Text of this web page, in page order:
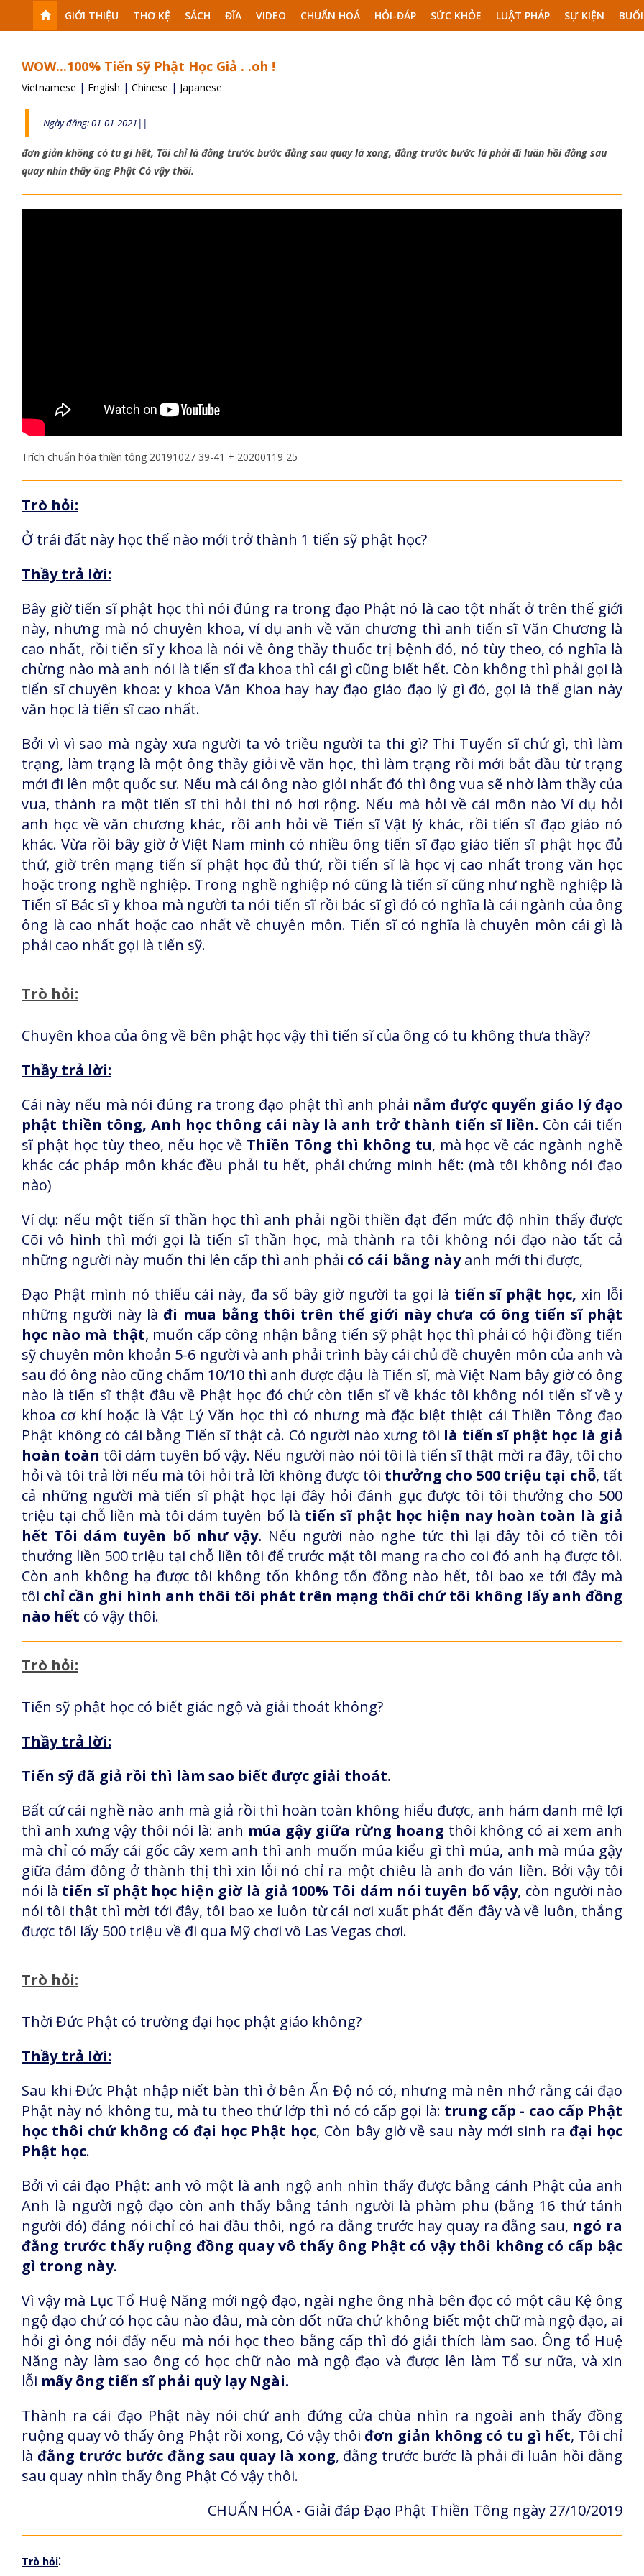
GIỚI THIỆU THƠ KỆ SÁCH ĐĨA VIDEO CHUẨN HOÁ HỎI-ĐÁP SỨC KHỎE LUẬT PHÁP SỰ KIỆN
WOW...100% Tiến Sỹ Phật Học Giả . .oh !
Vietnamese | English | Chinese | Japanese
Ngày đăng: 01-01-2021||
đơn giản không có tu gì hết, Tôi chỉ là đằng trước bước đằng sau quay là xong, đằng trước bước là phải đi luân hồi đằng sau
quay nhìn thấy ông Phật Có vậy thôi.
Trích chuẩn hóa thiền tông 20191027 39-41 + 20200119 25
Trò hỏi:
Ở trái đất này học thế nào mới trở thành 1 tiến sỹ phật học?
Thầy trả lời:
Bây giờ tiến sĩ phật học thì nói đúng ra trong đạo Phật nó là cao tột nhất ở trên thế giới
này, nhưng mà nó chuyên khoa, ví dụ anh về văn chương thì anh tiến sĩ Văn Chương là
cao nhất, rồi tiến sĩ y khoa là nói về ông thầy thuốc trị bệnh đó, nó tùy theo, có nghĩa là
chừng nào mà anh nói là tiến sĩ đa khoa thì cái gì cũng biết hết. Còn không thì phải gọi là
tiến sĩ chuyên khoa: y khoa Văn Khoa hay hay đạo giáo đạo lý gì đó, gọi là thế gian này
văn học là tiến sĩ cao nhất.
Bởi vì vì sao mà ngày xưa người ta vô triều người ta thi gì? Thi Tuyến sĩ chứ gì, thì làm
trạng, làm trạng là một ông thầy giỏi về văn học, thì làm trạng rồi mới bắt đầu từ trạng
mới đi lên một quốc sư. Nếu mà cái ông nào giỏi nhất đó thì ông vua sẽ nhờ làm thầy của
vua, thành ra một tiến sĩ thì hỏi thì nó hơi rộng. Nếu mà hỏi về cái môn nào Ví dụ hỏi
anh học về văn chương khác, rồi anh hỏi về Tiến sĩ Vật lý khác, rồi tiến sĩ đạo giáo nó
khác. Vừa rồi bây giờ ở Việt Nam mình có nhiều ông tiến sĩ đạo giáo tiến sĩ phật học đủ
thứ, giờ trên mạng tiến sĩ phật học đủ thứ, rồi tiến sĩ là học vị cao nhất trong văn học
hoặc trong nghề nghiệp. Trong nghề nghiệp nó cũng là tiến sĩ cũng như nghề nghiệp là
Tiến sĩ Bác sĩ y khoa mà người ta nói tiến sĩ rồi bác sĩ gì đó có nghĩa là cái ngành của ông
ông là cao nhất hoặc cao nhất về chuyên môn. Tiến sĩ có nghĩa là chuyên môn cái gì là
phải cao nhất gọi là tiến sỹ.
Trò hỏi:
Chuyên khoa của ông về bên phật học vậy thì tiến sĩ của ông có tu không thưa thầy?
Thầy trả lời:
Cái này nếu mà nói đúng ra trong đạo phật thì anh phải nắm được quyển giáo lý đạo
phật thiền tông, Anh học thông cái này là anh trở thành tiến sĩ liền. Còn cái tiến
sĩ phật học tùy theo, nếu học về Thiền Tông thì không tu, mà học về các ngành nghề
khác các pháp môn khác đều phải tu hết, phải chứng minh hết: (mà tôi không nói đạo
nào)
Ví dụ: nếu một tiến sĩ thần học thì anh phải ngồi thiền đạt đến mức độ nhìn thấy được
Cõi vô hình thì mới gọi là tiến sĩ thần học, mà thành ra tôi không nói đạo nào tất cả
những người này muốn thi lên cấp thì anh phải có cái bằng nàyanh mới thi được,
Đạo Phật mình nó thiếu cái này, đa số bây giờ người ta gọi là tiến sĩ phật học, xin lỗi
những người này là đi mua bằng thôi trên thế giới này chưa có ông tiến sĩ phật
học nào mà thật, muốn cấp công nhận bằng tiến sỹ phật học thì phải có hội đồng tiến
sỹ chuyên môn khoản 5-6 người và anh phải trình bày cái chủ đề chuyên môn của anh và
sau đó ông nào cũng chấm 10/10 thì anh được đậu là Tiến sĩ, mà Việt Nam bây giờ có ông
nào là tiến sĩ thật đâu về Phật học đó chứ còn tiến sĩ về khác tôi không nói tiến sĩ về y
khoa cơ khí hoặc là Vật Lý Văn học thì có nhưng mà đặc biệt thiệt cái Thiền Tông đạo
Phật không có cái bằng Tiến sĩ thật cả. Có người nào xưng tôi là tiến sĩ phật học là giả
hoàn toàn tôi dám tuyên bố vậy. Nếu người nào nói tôi là tiến sĩ thật mời ra đây, tôi cho
hỏi và tôi trả lời nếu mà tôi hỏi trả lời không được tôi thưởng cho 500 triệu tại chỗ, tất
cả những người mà tiến sĩ phật học lại đây hỏi đánh gục được tôi tôi thưởng cho 500
triệu tại chỗ liền mà tôi dám tuyên bố là tiến sĩ phật học hiện nay hoàn toàn là giả
hết Tôi dám tuyên bố như vậy. Nếu người nào nghe tức thì lại đây tôi có tiền tôi
thưởng liền 500 triệu tại chỗ liền tôi để trước mặt tôi mang ra cho coi đó anh hạ được tôi.
Còn anh không hạ được tôi không tốn không tốn đồng nào hết, tôi bao xe tới đây mà
tôi chỉ cần ghi hình anh thôi tôi phát trên mạng thôi chứ tôi không lấy anh đồng
nào hết có vậy thôi.
Trò hỏi:
Tiến sỹ phật học có biết giác ngộ và giải thoát không?
Thầy trả lời:
Tiến sỹ đã giả rồi thì làm sao biết được giải thoát.
Bất cứ cái nghề nào anh mà giả rồi thì hoàn toàn không hiểu được, anh hám danh mê lợi
thì anh xưng vậy thôi nói là: anh múa gậy giữa rừng hoang thôi không có ai xem anh
mà chỉ có mấy cái gốc cây xem anh thì anh muốn múa kiểu gì thì múa, anh mà múa gậy
giữa đám đông ở thành thị thì xin lỗi nó chỉ ra một chiêu là anh đo ván liền. Bởi vậy tôi
nói là tiến sĩ phật học hiện giờ là giả 100% Tôi dám nói tuyên bố vậy, còn người nào
nói tôi thật thì mời tới đây, tôi bao xe luôn từ cái nơi xuất phát đến đây và về luôn, thắng
được tôi lấy 500 triệu về đi qua Mỹ chơi vô Las Vegas chơi.
Trò hỏi:
Thời Đức Phật có trường đại học phật giáo không?
Thầy trả lời:
Sau khi Đức Phật nhập niết bàn thì ở bên Ấn Độ nó có, nhưng mà nên nhớ rằng cái đạo
Phật này nó không tu, mà tu theo thứ lớp thì nó có cấp gọi là: trung cấp - cao cấp Phật
học thôi chứ không có đại học Phật học, Còn bây giờ về sau này mới sinh ra đại học
Phật học.
Bởi vì cái đạo Phật: anh vô một là anh ngộ anh nhìn thấy được bằng cánh Phật của anh
Anh là người ngộ đạo còn anh thấy bằng tánh người là phàm phu (bằng 16 thứ tánh
người đó) đáng nói chỉ có hai đầu thôi, ngó ra đằng trước hay quay ra đằng sau, ngó ra
đằng trước thấy ruộng đồng quay vô thấy ông Phật có vậy thôi không có cấp bậc
gì trong này.
Vì vậy mà Lục Tổ Huệ Năng mới ngộ đạo, ngài nghe ông nhà bên đọc có một câu Kệ ông
ngộ đạo chứ có học câu nào đâu, mà còn dốt nữa chứ không biết một chữ mà ngộ đạo, ai
hỏi gì ông nói đấy nếu mà nói học theo bằng cấp thì đó giải thích làm sao. Ông tổ Huệ
Năng này làm sao ông có học chữ nào mà ngộ đạo và được lên làm Tổ sư nữa, và xin
lỗi mấy ông tiến sĩ phải quỳ lạy Ngài.
Thành ra cái đạo Phật này nói chứ anh đứng cửa chùa nhìn ra ngoài anh thấy đồng
ruộng quay vô thấy ông Phật rồi xong, Có vậy thôi đơn giản không có tu gì hết, Tôi chỉ
là đằng trước bước đằng sau quay là xong, đằng trước bước là phải đi luân hồi đằng
sau quay nhìn thấy ông Phật Có vậy thôi.
CHUẨN HÓA - Giải đáp Đạo Phật Thiền Tông ngày 27/10/2019
Trò hỏi: